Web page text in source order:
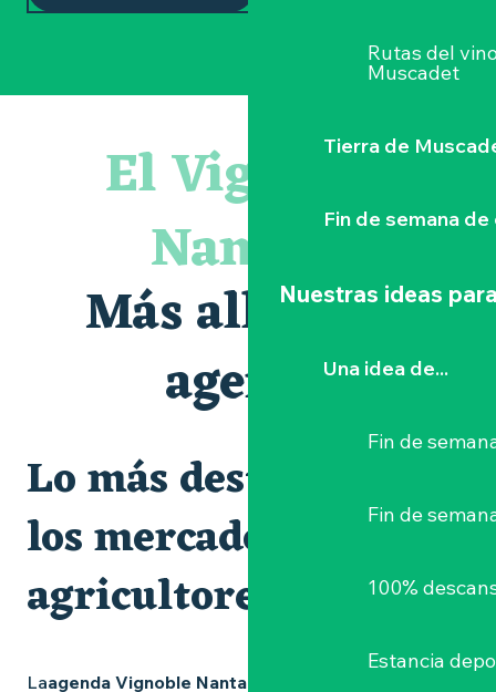
Rutas del
Muscadet
Tierra de
Fin de semana
Nuestras ideas
Una idea de...
Fin de
Fin de
100%
Estancia
Atelier - L'herbier en cyanotype
« Veduta, les palais oubliés d'Italie » Thomas Jorion
Visite guidée « Histoire d'un jardin pittoresque »
Le bleu dans tous ses états
Visites et dégustations
Escapade sensorielle pour enfants savants ....
Visite guidée « Au cœur de la forteresse »
Balade semi nocturne en canoë-kayak
El Vignoble
Nantais
Más allá de la
agenda
Lo más destacado y
los mercados de
agricultores
Laagenda Vignoble Nantais